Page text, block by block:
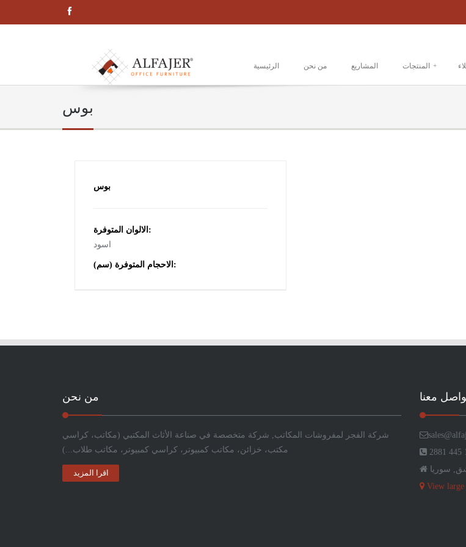
الرئيسية من نحن المشاريع المنتجات +
بوس
بوس
الالوان المتوفرة:
اسود
الاحجام المتوفرة (سم):
من نحن
شركة الفجر لمفروشات المكاتب , شركة متخصصة في صناعة الأثاث المكتبي (مكاتب، كراسي
مكتب، خزائن، مكاتب كمبيوتر، كراسي كمبيوتر، مكاتب طلاب...)
اقرا المزيد
معنا
2881 445
سوريا
View large